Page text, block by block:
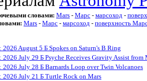
словами: Mars - Марс - марсоход -
Mars - Марс - марсоход - поверхность
2026 August 5 Б Spokes on Saturn's B Ring
2026 July 29 Б Psyche Receives Gravity Assist from
2026 July 28 Б Barnards Loop over Twin Volcanoes
2026 July 21 Б Turtle Rock on Mars